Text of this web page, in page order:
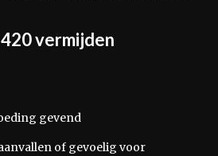
vermijden
gevend
of gevoelig voor